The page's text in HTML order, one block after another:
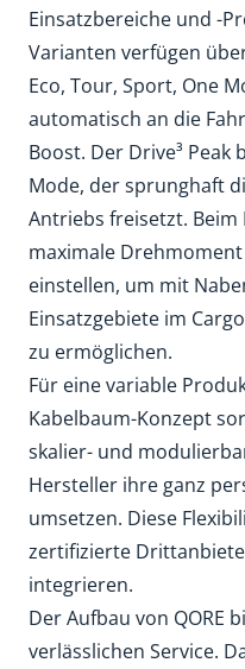
Einsatzbereiche und -
Varianten verfügen
Eco, Tour, Sport, One
automatisch an die
Boost. Der Drive³
Mode, der sprunghaft
Antriebs freisetzt. Beim
maximale
einstellen, um mit
Einsatzgebiete im
zu ermöglichen.
Für eine variable
Kabelbaum-Konzept
skalier- und
Hersteller ihre ganz
umsetzen. Diese
zertifizierte
integrieren.
Der Aufbau von QORE
verlässlichen Service.